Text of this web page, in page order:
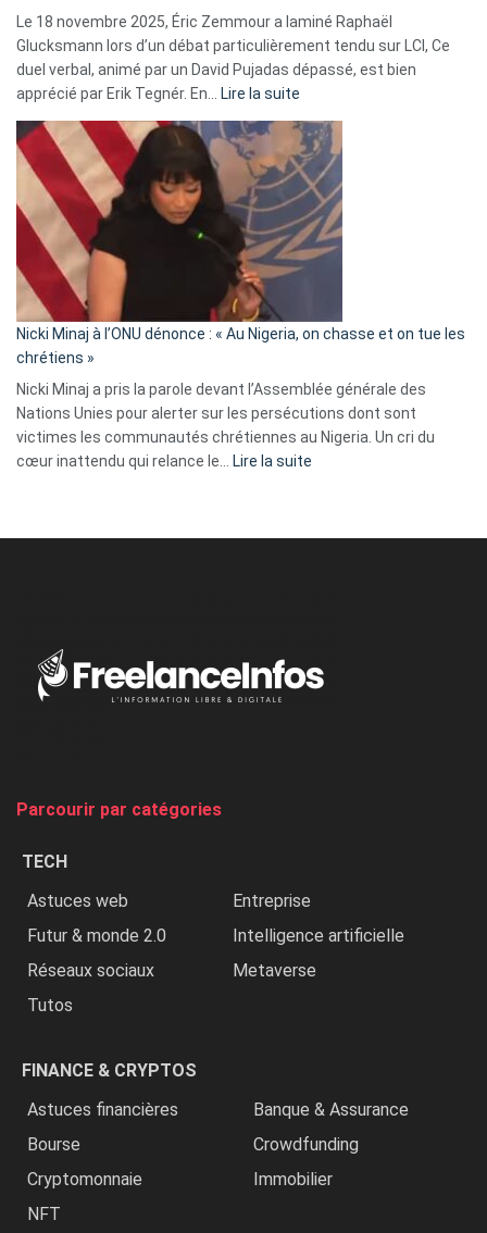
fake
news
»
Le 18 novembre 2025, Éric Zemmour a laminé Raphaël
Glucksmann lors d’un débat particulièrement tendu sur LCI, Ce
duel verbal, animé par un David Pujadas dépassé, est bien
apprécié par Erik Tegnér. En… Lire la suite
Tegnér
exulte
« Zemmour
a
tout
parle
ses
tripes »
Nicki Minaj à l’ONU dénonce : « Au Nigeria, on chasse et on tue les
chrétiens »
Nicki Minaj a pris la parole devant l’Assemblée générale des
Nations Unies pour alerter sur les persécutions dont sont
victimes les communautés chrétiennes au Nigeria. Un cri du
cœur inattendu qui relance le… Lire la suite
Nigeria,
Parcourir par catégories
TECH
Astuces web
Entreprise
Futur & monde 2.0
Intelligence artificielle
Réseaux sociaux
Metaverse
Tutos
FINANCE & CRYPTOS
Astuces financières
Banque & Assurance
Bourse
Crowdfunding
Cryptomonnaie
Immobilier
NFT